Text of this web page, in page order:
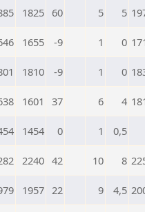
1825 60 5 5
1655 -9 1 0
1810 -9 1 0
1601 37 6 4
1454 0 1 0,5
2240 42 10 8
1957 22 9 4,5